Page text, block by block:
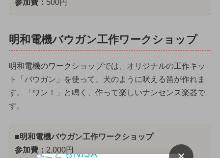
参加費： 500円
明和電機バウガン工作ワークショップ
明和電機のワークショップでは、オリジナルの工作キッ
ト「バウガン」を使って、犬のように吠える笛が作れま
す。「ワン！」と鳴く、作って楽しいナンセンス楽器で
す。
■明和電機バウガン工作ワークショップ
参加費： 2,000円